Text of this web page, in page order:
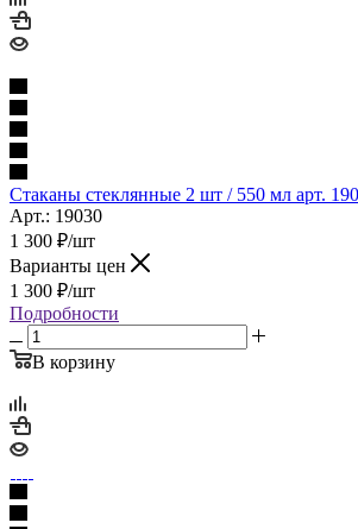
Стаканы стеклянные 2 шт / 550 мл арт.
Арт.: 19030
1 300 ₽/шт
Варианты цен
1 300 ₽/шт
Подробности
В корзину